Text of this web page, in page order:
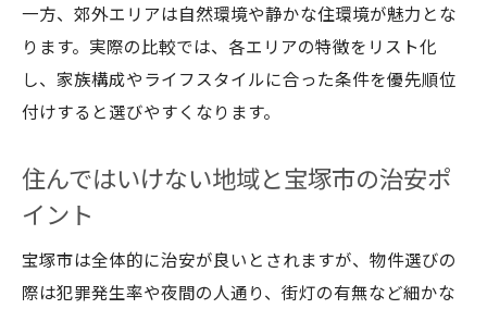
較
宝塚市高級住宅街の資産価値と住み心地を
解説
富裕層に人気の宝塚市エリアと中古物件情
宝塚市中古マンションで叶える上質な住環
高級住宅街で選ぶ宝塚市の中古戸建て選び
中古戸建て購入に役立つ宝塚市地域情報
一方、郊外エリアは自然環境や静かな住環境が魅力とな
ります。実際の比較では、各エリアの特徴をリスト化
し、家族構成やライフスタイルに合った条件を優先順位
付けすると選びやすくなります。
住んではいけない地域と宝塚市の治安ポ
イント
宝塚市は全体的に治安が良いとされますが、物件選びの
際は犯罪発生率や夜間の人通り、街灯の有無など細かな